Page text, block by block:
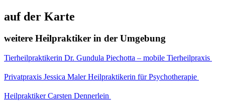
auf der Karte
weitere Heilpraktiker in der Umgebung
Tierheilpraktikerin Dr. Gundula Piechotta – mobile Tierheilpraxis
Privatpraxis Jessica Maler Heilpraktikerin für Psychotherapie
Heilpraktiker Carsten Dennerlein